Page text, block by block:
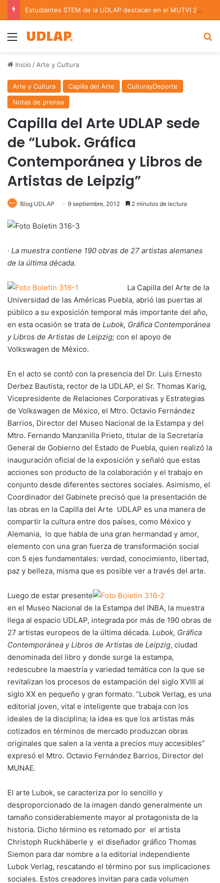
Estudiantes STEM de la UDLAP destacan en el MUTVI 2026
Menu
Inicio / Arte y Cultura
Arte y Cultura Capilla del Arte
CulturayDeporte
Notas de prensa
Capilla del Arte UDLAP sede
de “Lubok. Gráfica
Contemporánea y Libros de
Artistas de Leipzig”
Blog UDLAP 9 septiembre, 2012 2 minutos de lectura
· La muestra contiene 190 obras de 27 artistas alemanes
de la última década.
La Capilla del Arte de la
Universidad de las Américas Puebla, abrió las puertas al
público a su exposición temporal más importante del año,
en esta ocasión se trata de Lubok, Gráfica Contemporánea
y Libros de Artistas de Leipzig; con el apoyo de
Volkswagen de México.
En el acto se contó con la presencia del Dr. Luis Ernesto
Derbez Bautista, rector de la UDLAP, el Sr. Thomas Karig,
Vicepresidente de Relaciones Corporativas y Estrategias
de Volkswagen de México, el Mtro. Octavio Fernández
Barrios, Director del Museo Nacional de la Estampa y del
Mtro. Fernando Manzanilla Prieto, titular de la Secretaría
General de Gobierno del Estado de Puebla, quien realizó la
inauguración oficial de la exposición y señaló que estas
acciones son producto de la colaboración y el trabajo en
conjunto desde diferentes sectores sociales. Asimismo, el
Coordinador del Gabinete precisó que la presentación de
las obras en la Capilla del Arte UDLAP es una manera de
compartir la cultura entre dos países, como México y
Alemania, lo que habla de una gran hermandad y amor,
elemento con una gran fuerza de transformación social
con 5 ejes fundamentales: verdad, conocimiento, libertad,
paz y belleza, misma que es posible ver a través del arte.
Luego de estar presente
en el Museo Nacional de la Estampa del INBA, la muestra
llega al espacio UDLAP, integrada por más de 190 obras de
27 artistas europeos de la última década. Lubok, Gráfica
Contemporánea y Libros de Artistas de Leipzig, ciudad
denominada del libro y donde surge la estampa,
redescubre la maestría y variedad temática con la que se
revitalizan los procesos de estampación del siglo XVIII al
siglo XX en pequeño y gran formato. “Lubok Verlag, es una
editorial joven, vital e inteligente que trabaja con los
ideales de la disciplina; la idea es que los artistas más
cotizados en términos de mercado produzcan obras
originales que salen a la venta a precios muy accesibles”
expresó el Mtro. Octavio Fernández Barrios, Director del
MUNAE.
El arte Lubok, se caracteriza por lo sencillo y
desproporcionado de la imagen dando generalmente un
tamaño considerablemente mayor al protagonista de la
historia. Dicho término es retomado por el artista
Christoph Ruckhäberle y el diseñador gráfico Thomas
Siemon para dar nombre a la editorial independiente
Lubok Verlag, rescatando el término por sus implicaciones
sociales. Estos creadores invitan para cada volumen